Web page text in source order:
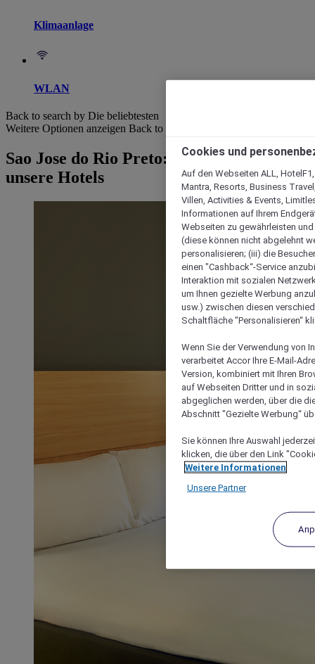
Klimaanlage
WLAN
Back to search by Die beliebtesten
Weitere Optionen anzeigen Back to search by categories
Sao Jose do Rio Preto: Entdecken Sie
unsere Hotels
Cookies und
Auf den Webseiten ALL,
Mantra, Resorts, Business
Villen, Activities & Events,
Informationen auf Ihrem
Webseiten zu gewährleisten
(diese können nicht abgelehnt
personalisieren; (iii) die
einen "Cashback“-Service
Interaktion mit sozialen
um Ihnen gezielte Werbung
usw.) zwischen diesen
Schaltfläche "Personalisieren“
Wenn Sie der Verwendung von
verarbeitet Accor Ihre E-Mail-
Version, kombiniert mit Ihren
auf Webseiten Dritter und in
abgeglichen werden, über die
Abschnitt "Gezielte Werbung“
Sie können Ihre Auswahl
klicken, die über den Link
Weitere Informationen
Unsere Partner